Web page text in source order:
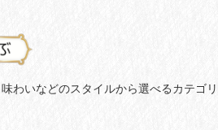
わいなどのスタイルから選べるカテゴリ